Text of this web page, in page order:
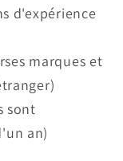
d'expérience
marques et
sont
an)